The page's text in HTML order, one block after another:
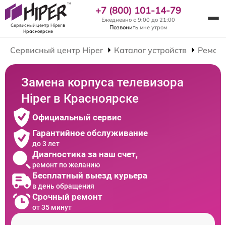
Сервисный центр Hiperв
Красноярске
+7 (800) 101-14-79
Ежедневно с 9:00 до 21:00
Позвонить мне утром
Сервисный центр Hiper Каталог устройств
Замена корпуса телевизора
Hiper в Красноярске
Официальный сервис
Гарантийное обслуживание
до 3 лет
Диагностика за наш счет,
ремонт по желанию
Бесплатный выезд курьера
в день обращения
Срочный ремонт
от 35 минут